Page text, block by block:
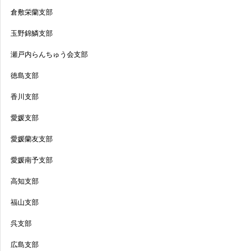
倉敷栄蘭支部
玉野錦鱗支部
瀬戸内らんちゅう会支部
徳島支部
香川支部
愛媛支部
愛媛蘭友支部
愛媛南予支部
高知支部
福山支部
呉支部
広島支部